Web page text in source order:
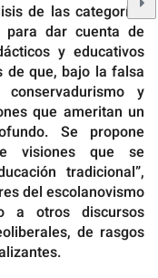
de las categorías
para dar cuenta de
y educativos
de que, bajo la falsa
y
que ameritan un
Se propone
visiones que se
tradicional”,
del escolanovismo
a otros discursos
de rasgos